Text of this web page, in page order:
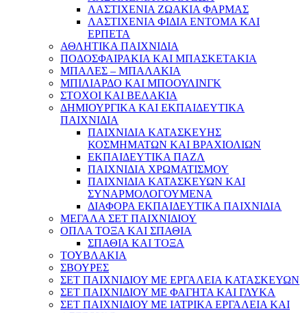
ΛΑΣΤΙΧΕΝΙΑ ΖΩΑΚΙΑ ΦΑΡΜΑΣ
ΛΑΣΤΙΧΕΝΙΑ ΦΙΔΙΑ ΕΝΤΟΜΑ ΚΑΙ
ΕΡΠΕΤΑ
ΑΘΛΗΤΙΚΑ ΠΑΙΧΝΙΔΙΑ
ΠΟΔΟΣΦΑΙΡΑΚΙΑ ΚΑΙ ΜΠΑΣΚΕΤΑΚΙΑ
ΜΠΑΛΕΣ – ΜΠΑΛΑΚΙΑ
ΜΠΙΛΙΑΡΔΟ ΚΑΙ ΜΠΟΟΥΛΙΝΓΚ
ΣΤΟΧΟΙ ΚΑΙ ΒΕΛΑΚΙΑ
ΔΗΜΙΟΥΡΓΙΚΑ ΚΑΙ ΕΚΠΑΙΔΕΥΤΙΚΑ
ΠΑΙΧΝΙΔΙΑ
ΠΑΙΧΝΙΔΙΑ ΚΑΤΑΣΚΕΥΗΣ
ΚΟΣΜΗΜΑΤΩΝ ΚΑΙ ΒΡΑΧΙΟΛΙΩΝ
ΕΚΠΑΙΔΕΥΤΙΚΑ ΠΑΖΛ
ΠΑΙΧΝΙΔΙΑ ΧΡΩΜΑΤΙΣΜΟΥ
ΠΑΙΧΝΙΔΙΑ ΚΑΤΑΣΚΕΥΩΝ ΚΑΙ
ΣΥΝΑΡΜΟΛΟΓΟΥΜΕΝΑ
ΔΙΑΦΟΡΑ ΕΚΠΑΙΔΕΥΤΙΚΑ ΠΑΙΧΝΙΔΙΑ
ΜΕΓΑΛΑ ΣΕΤ ΠΑΙΧΝΙΔΙΟΥ
ΟΠΛΑ ΤΟΞΑ ΚΑΙ ΣΠΑΘΙΑ
ΣΠΑΘΙΑ ΚΑΙ ΤΟΞΑ
ΤΟΥΒΛΑΚΙΑ
ΣΒΟΥΡΕΣ
ΣΕΤ ΠΑΙΧΝΙΔΙΟΥ ΜΕ ΕΡΓΑΛΕΙΑ ΚΑΤΑΣΚΕΥΩΝ
ΣΕΤ ΠΑΙΧΝΙΔΙΟΥ ΜΕ ΦΑΓΗΤΑ ΚΑΙ ΓΛΥΚΑ
ΣΕΤ ΠΑΙΧΝΙΔΙΟΥ ΜΕ ΙΑΤΡΙΚΑ ΕΡΓΑΛΕΙΑ ΚΑΙ